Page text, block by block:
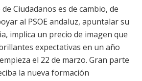
Ciudadanos es de cambio, de
al PSOE andaluz, apuntalar su
implica un precio de imagen que
expectativas en un año
el 22 de marzo. Gran parte
la nueva formación